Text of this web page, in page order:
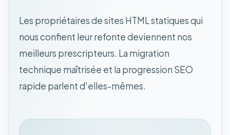
Les propriétaires de sites HTML statiques qui
nous confient leur refonte deviennent nos
meilleurs prescripteurs. La migration
technique maîtrisée et la progression SEO
rapide parlent d'elles-mêmes.